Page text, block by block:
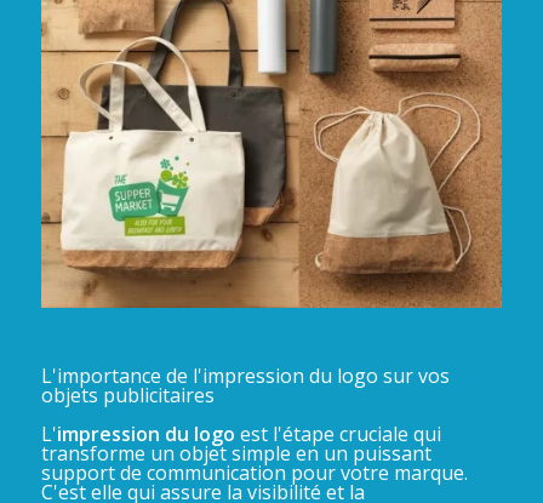
L'importance de l'impression du logo sur vos
objets publicitaires
L'impression du logo est l'étape cruciale qui
transforme un objet simple en un puissant
support de communication pour votre marque.
C'est elle qui assure la visibilité et la